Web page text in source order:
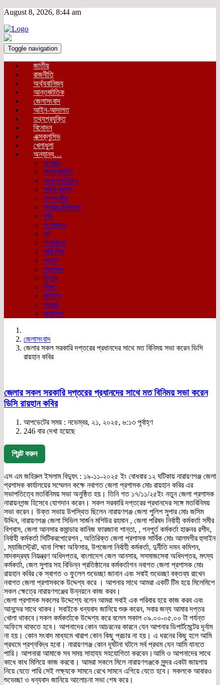
August 8, 2026, 8:44 am
Toggle navigation
জাতীয়
রাজনীতি
অর্থ্যবানিজ্য
আন্তর্জাতিক
জেলাসংবাদ
আইন-আদালত
তথ্যপ্রযুক্তি
বিনোদন
এক্সক্লুসিভ
খেলাধুলা
অন্যান্য…
অপরাধ
লাইফস্টাইল
করোনাভাইরাস
পাঠক কলাম
সম্পাদকীয়
স্বাস্থ্য-চিকিৎসা
কৃষি
গণমাধ্যম
ধর্ম
নগরজিবন
নারি-শিশু
প্রবাস
প্রশাসন
ফিচার
শিক্ষা
সাহিত্য
স্বাস্থ্য
সারাদেশ
জেলাসংবাদ
জেলার সকল সরকারি দপ্তরের প্রধানদের সাথে মত বিনিময় সভা করেন ডিসি
রায়হান কবির
জেলার সকল সরকারি দপ্তরের প্রধানদের সাথে মত বিনিময় সভা করেন
ডিসি রায়হান কবির
আপডেটের সময় : নভেম্বর, ২১, ২০২৫, ৬:১৩ পূর্বাহ্ণ
246 বার দেখা হয়েছে
প্রিন্ট করুন
এস এম জহিরুল ইসলাম বিদ্যুৎ : ১৯-১১-২০২৫ ইং বোধবার ১২ ঘটিকায় নারায়ণগঞ্জ জেলা
প্রশাসক কার্যালয়ের সম্মেলন কক্ষে নবাগত জেলা প্রশাসক মোঃ রায়হান কবির এর
সভাপতিত্বে মতবিনিময় সভা অনুষ্ঠিত হয়। তিনি গত ১৭/১১/২৫ইং নতুন জেলা প্রশাসক
নারায়নগন্জ হিসেবে যোগদান করেন। সকল সরকারি দপ্তরের প্রধানদের সঙ্গে মতবিনিময়
সভা করেন। উক্ত সভায় উপস্থিত ছিলেন নারায়ণগঞ্জ জেলা পুলিশ সুপার মোঃ জসিম
উদ্দিন, নারায়ণগঞ্জ জেলা সিভিল সার্জন মশিউর রহমান , জেলা পরিষদ নির্বাহী কর্মকর্তা সমীর
বিশ্বাস, জেলা আনসার কমান্ডার কানিজ ফারজানা শান্তা, , গনপুর্ত কর্মকর্তা হারুনর রশীদ,
নির্বাহী কর্মকর্তা সিটিকরপোরেশন , অতিরিক্ত জেলা প্রশাসক সার্বিক মোঃ আলমগীর হুসাইন
, ম্যাজিস্ট্রেট, থানা শিক্ষা অফিসার, উপজেলা নির্বাহী কর্মকর্তা, দুর্নীতি দমন কমিশন,
মাদকদ্রব্য নিয়ন্ত্রণ অধিদপ্তর, বাংলাদেশ জেল আনসার, সসমাজসেবা অধিদপ্তর, মৎস্য
কর্মকর্তা, জেল সুপার সহ বিভিন্ন প্রতিষ্ঠানের কর্মকর্তাগন নবাগত জেলা প্রশাসক মোঃ
রায়হান কবির কে স্বাগত ও ফুলেল শুভেচ্ছা জানান এবং সবাই শুভেচ্ছা বক্তব্য রাখেন
নবাগত জেলা প্রশাসককে উদ্দেশ্য করে । আপনার সাথে আমরা একটি টিম হয়ে মিলেমিশে
সকল ক্ষেত্রে নারায়ণগঞ্জের উন্নয়নে কাজ করব।
জেলা প্রশাসক সকলের উদ্দেশ্যে বলেন আমরা সবাই এক পরিবার হয়ে কাজ করব এবং
আনন্দের সাথে থাকব। সবাইকে ধন্যবাদ জানিয়ে শুরু করেন, সবার জন্য আমার দপ্তর
খোলা থাকবে।সকল কর্মকর্তাকে উদ্দেশ্য করে বলেল সকাল ০৯.০০-০৫.০০ টা পর্যন্ত
অফিসে থাকতে হবে। আপনাদের কোন আচরনের কারনে যেন আপনার ডিপার্টমেন্টের দূর্নাম
না হয়। কোন সংবাদ মাধ্যমে খারাপ কোন কিছু প্রচার না হয়। এ ধরনের কিছু হলে আমি
প্রথমে প্রশ্নবিদ্ধ হবো। নারায়ণগঞ্জ কোন দূর্ঘটনা ঘটলে সর্ব প্রথম যেন আমি যানতে
পারি। আপনারা আমাকে সব সময় সাহায্য সহযোগিতা করবেন।আমি ও আপনাদের সাথে
কাধে কাধ মিলিয়ে কাজ করবো। আমরা সকলে মিলে নারায়ণগঞ্জকে সুন্দর একটা জায়গায়
নিয়ে যেতে পারি সেই লক্ষ্যকে সামনে রেখে সামনে এগিয়ে যেতে হবে। সকলকে আবারও
শুভেচ্ছা ও ধন্যবাদ জানিয়ে আলোচনা সভা শেষ করে।